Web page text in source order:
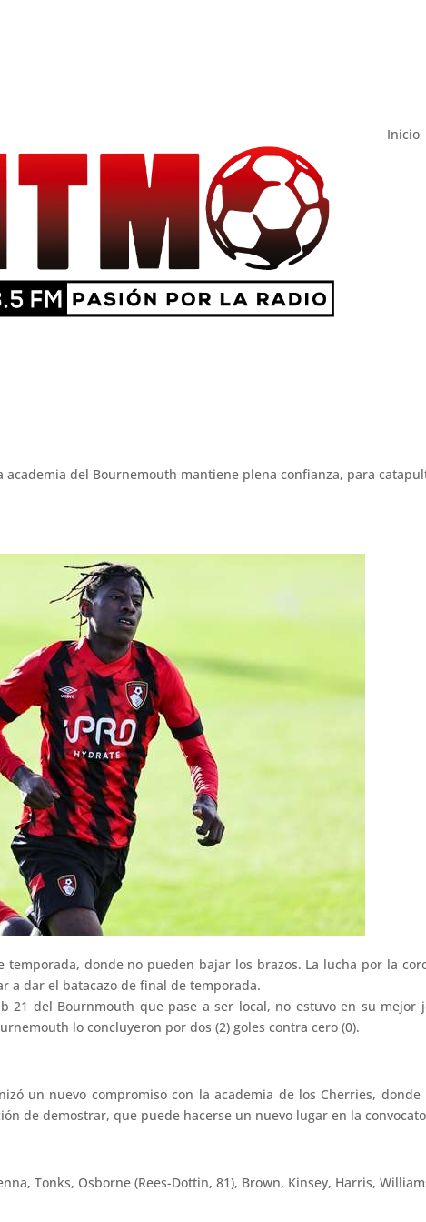
Inicio
academia del Bournemouth mantiene plena confianza, para
temporada, donde no pueden bajar los brazos. La lucha por la
a dar el batacazo de final de temporada.
21 del Bournmouth que pase a ser local, no estuvo en su
lo concluyeron por dos (2) goles contra cero (0).
un nuevo compromiso con la academia de los Cherries,
de demostrar, que puede hacerse un nuevo lugar en la
Tonks, Osborne (Rees-Dottin, 81), Brown, Kinsey, Harris,